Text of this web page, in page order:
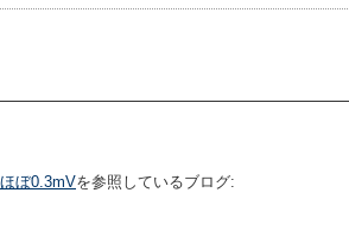
ぼ0.3mVを参照しているブログ: